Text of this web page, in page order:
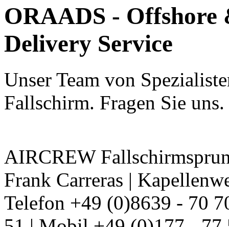
ORAADS - Offshore
Delivery Service
Unser Team von
Fallschirm. Fragen Sie uns.
AIRCREW
Frank Carreras |
Telefon +49 (0)8639 - 70